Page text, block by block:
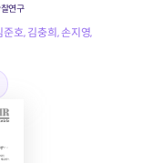
연구
호, 김충희, 손지영,